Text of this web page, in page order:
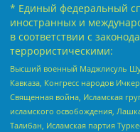
* Единый федеральный
иностранных и
в соответствии с
террористическими:
Высший военный Маджлисуль
Кавказа, Конгресс народов
Священная война, Исламская
исламского освобождения,
Талибан, Исламская партия